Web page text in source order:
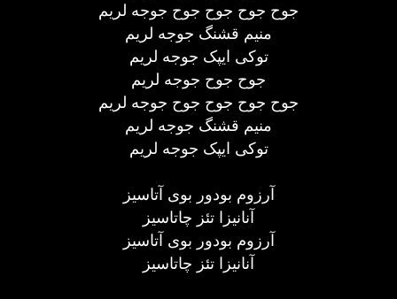
جوح جوح جوح جوح جوجه لریم
منیم قشنگ جوجه لریم
توکی ایپک جوجه لریم
جوح جوح جوجه لریم
جوح جوح جوح جوح جوجه لریم
منیم قشنگ جوجه لریم
توکی ایپک جوجه لریم
آرزوم بودور بوی آتاسیز
آنانیزا تئز چاتاسیز
آرزوم بودور بوی آتاسیز
آنانیزا تئز چاتاسیز